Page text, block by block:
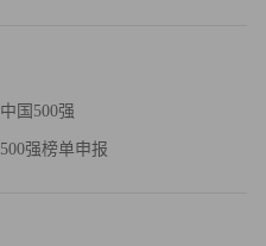
中国500强
500强榜单申报